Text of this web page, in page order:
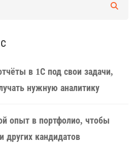
в 1С под свои задачи,
нужную аналитику
опыт в портфолио, чтобы
других кандидатов